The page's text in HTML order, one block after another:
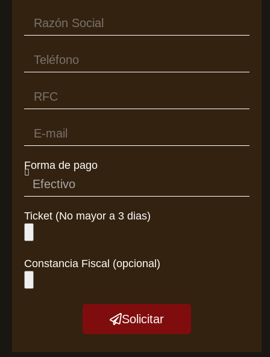
Forma de pago
Ticket (No mayor a 3 dias)
Constancia Fiscal (opcional)
Solicitar